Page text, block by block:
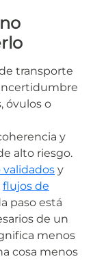
transporte
óvulos o
y
alto riesgo.
y
flujos de
paso está
de un
menos
cosa menos